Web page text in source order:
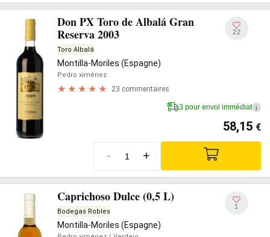
Don PX Toro de Albalá Gran
Reserva 2003
Toro Albalá
Montilla-Moriles (Espagne)
Pedro ximénez
23 commentaires
22
3 pour envoi immédiat i
58,15 €
- +
Caprichoso Dulce (0,5 L)
Bodegas Robles
Montilla-Moriles (Espagne)
1